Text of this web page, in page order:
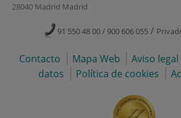
28040 Madrid Madrid
91 550 48 00 / 900 606 055 /
Contacto Mapa Web Aviso legal
datos
Política de cookies